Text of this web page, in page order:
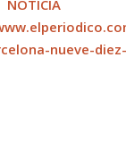
nueve-